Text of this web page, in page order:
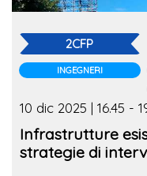
2CFP
INGEGNERI
10 dic 2025 | 16.45 -
Infrastrutture
strategie di